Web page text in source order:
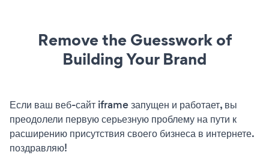
Remove the Guesswork of
Building Your Brand
Если ваш веб-сайт iframe запущен и работает, вы
преодолели первую серьезную проблему на пути к
расширению присутствия своего бизнеса в интернете.
поздравляю!